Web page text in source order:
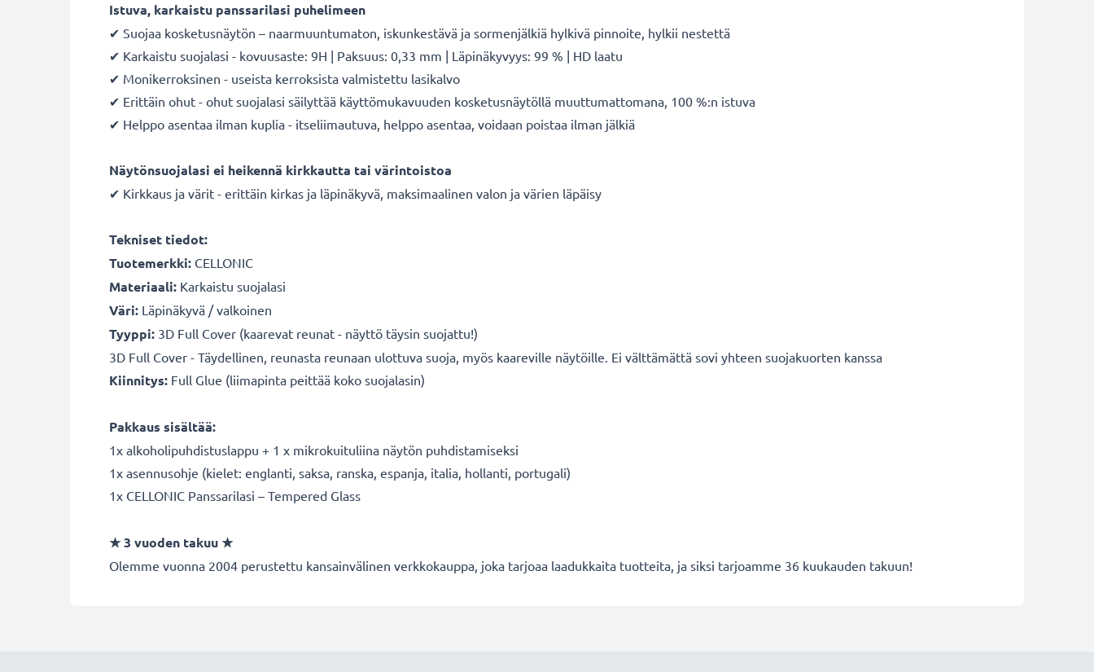
Istuva, karkaistu panssarilasi puhelimeen
✔ Suojaa kosketusnäytön – naarmuuntumaton, iskunkestävä ja sormenjälkiä hylkivä pinnoite, hylkii nestettä
✔ Karkaistu suojalasi - kovuusaste: 9H | Paksuus: 0,33 mm | Läpinäkyvyys: 99 % | HD laatu
✔ Monikerroksinen - useista kerroksista valmistettu lasikalvo
✔ Erittäin ohut - ohut suojalasi säilyttää käyttömukavuuden kosketusnäytöllä muuttumattomana, 100 %:n istuva
✔ Helppo asentaa ilman kuplia - itseliimautuva, helppo asentaa, voidaan poistaa ilman jälkiä
Näytönsuojalasi ei heikennä kirkkautta tai värintoistoa
✔ Kirkkaus ja värit - erittäin kirkas ja läpinäkyvä, maksimaalinen valon ja värien läpäisy
Tekniset tiedot:
Tuotemerkki: CELLONIC
Materiaali: Karkaistu suojalasi
Väri: Läpinäkyvä / valkoinen
Tyyppi: 3D Full Cover (kaarevat reunat - näyttö täysin suojattu!)
3D Full Cover - Täydellinen, reunasta reunaan ulottuva suoja, myös kaareville näytöille. Ei välttämättä sovi yhteen suojakuorten kanssa
Kiinnitys: Full Glue (liimapinta peittää koko suojalasin)
Pakkaus sisältää:
1x alkoholipuhdistuslappu + 1 x mikrokuituliina näytön puhdistamiseksi
1x asennusohje (kielet: englanti, saksa, ranska, espanja, italia, hollanti, portugali)
1x CELLONIC Panssarilasi – Tempered Glass
★ 3 vuoden takuu ★
Olemme vuonna 2004 perustettu kansainvälinen verkkokauppa, joka tarjoaa laadukkaita tuotteita, ja siksi tarjoamme 36 kuukauden takuun!